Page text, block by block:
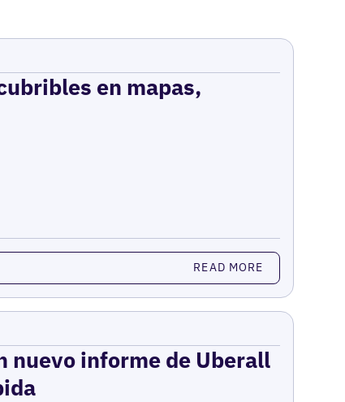
en mapas,
READ MORE
nuevo informe de Uberall